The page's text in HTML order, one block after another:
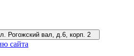
Рогожский вал, д.6, корп. 2
сайта